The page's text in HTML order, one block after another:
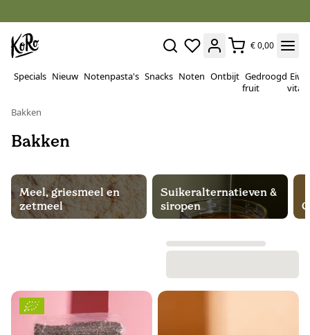
€ 0,00
Specials Nieuw Notenpasta's Snacks Noten Ontbijt Gedroogd
fruit
Bakken
Bakken
Meel, griesmeel en
zetmeel
Suikeralternatieven &
siropen